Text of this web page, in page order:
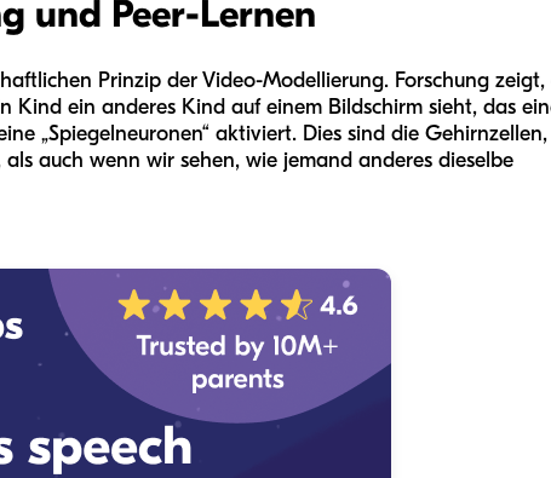
und Peer-Lernen
Prinzip der Video-Modellierung. Forschung zeigt,
Kind ein anderes Kind auf einem Bildschirm sieht, das
„Spiegelneuronen“ aktiviert. Dies sind die
auch wenn wir sehen, wie jemand anderes dieselbe